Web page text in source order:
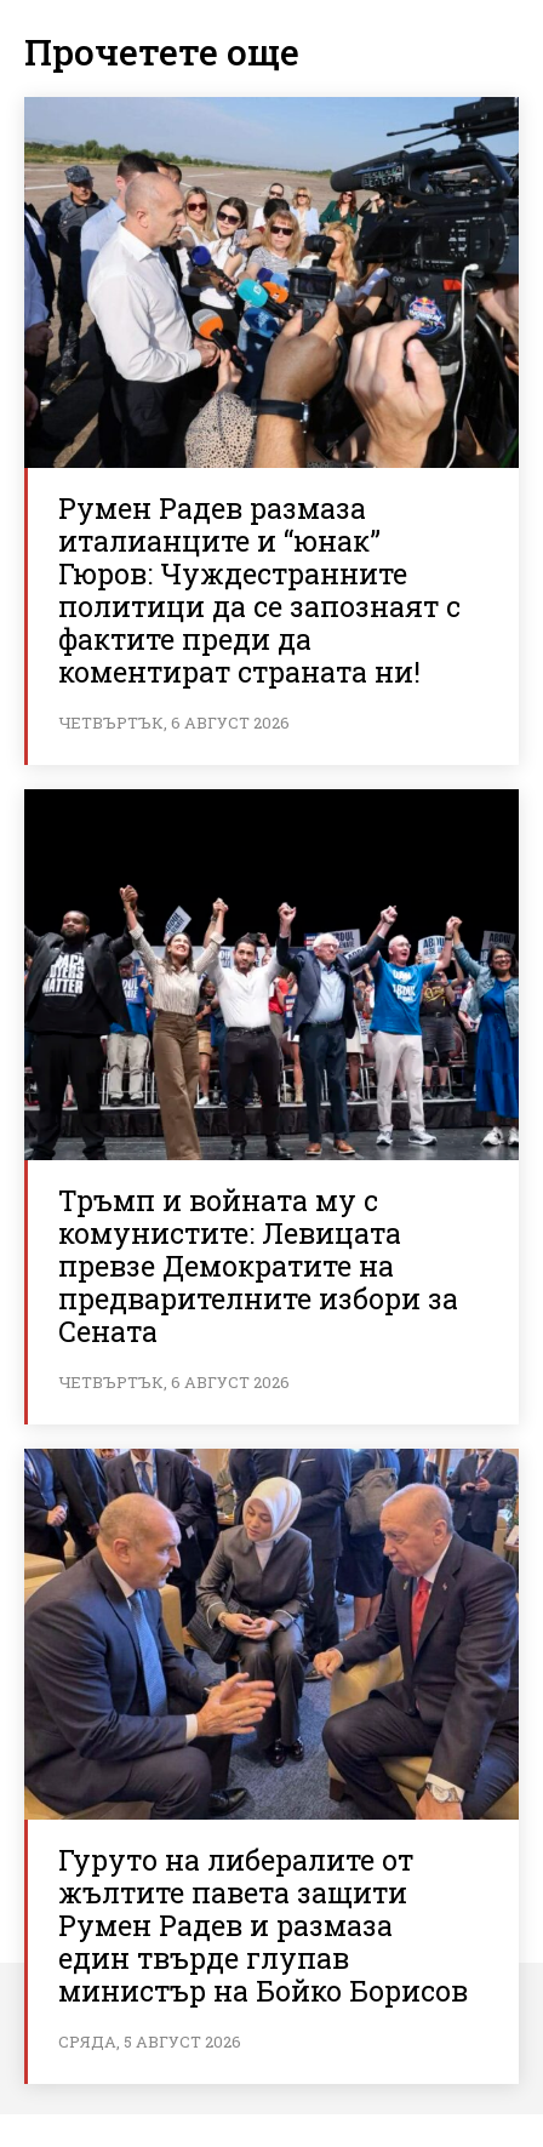
Прочетете още
Румен Радев размаза
италианците и “юнак”
Гюров: Чуждестранните
политици да се запознаят с
фактите преди да
коментират страната ни!
ЧЕТВЪРТЪК, 6 АВГУСТ 2026
Тръмп и войната му с
комунистите: Левицата
превзе Демократите на
предварителните избори за
Сената
ЧЕТВЪРТЪК, 6 АВГУСТ 2026
Гуруто на либералите от
жълтите павета защити
Румен Радев и размаза
един твърде глупав
министър на Бойко Борисов
СРЯДА, 5 АВГУСТ 2026